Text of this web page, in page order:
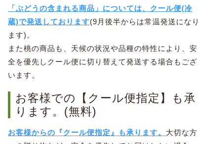
「ぶどうの含まれる商品」については、クール便(冷
蔵)で発送しております(9月後半からは常温発送になり
ます)。
また桃の商品も、天候の状況や品種の特性により、安
全を優先しクール便に切り替えて発送する場合もござ
います。
お客様での【クール便指定】も承
ります。(無料)
お客様からの『クール便指定』も承ります。 大切な方